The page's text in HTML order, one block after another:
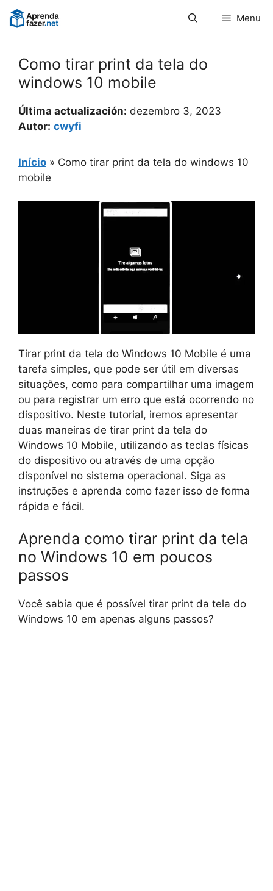
Pular
para
Menu
Como tirar print da tela do
windows 10 mobile
Última actualización: dezembro 3, 2023
Autor: cwyfi
Início » Como tirar print da tela do windows 10
mobile
Tirar print da tela do Windows 10 Mobile é uma
tarefa simples, que pode ser útil em diversas
situações, como para compartilhar uma imagem
ou para registrar um erro que está ocorrendo no
dispositivo. Neste tutorial, iremos apresentar
duas maneiras de tirar print da tela do
Windows 10 Mobile, utilizando as teclas físicas
do dispositivo ou através de uma opção
disponível no sistema operacional. Siga as
instruções e aprenda como fazer isso de forma
rápida e fácil.
Aprenda como tirar print da tela
no Windows 10 em poucos
passos
Você sabia que é possível tirar print da tela do
Windows 10 em apenas alguns passos?